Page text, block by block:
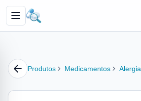
Produtos Medicamentos Alergia